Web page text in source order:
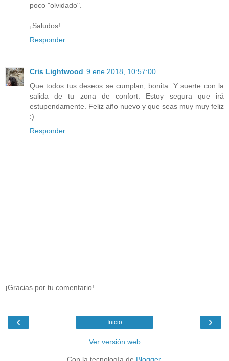
poco "olvidado".
¡Saludos!
Responder
Cris Lightwood 9 ene 2018, 10:57:00
Que todos tus deseos se cumplan, bonita. Y suerte con la
salida de tu zona de confort. Estoy segura que irá
estupendamente. Feliz año nuevo y que seas muy muy feliz
:)
Responder
¡Gracias por tu comentario!
‹ ›
Inicio
Ver versión web
Con la tecnología de Blogger.